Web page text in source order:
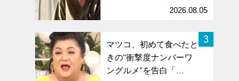
2026.08.05
3
マツコ、初めて食べたと
きの“衝撃度ナンバーワ
ングルメ”を告白「…